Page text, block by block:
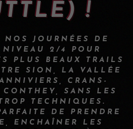
!
NOS JOURNÉES DE
NIVEAU 2/4 POUR
PLUS BEAUX TRAILS
SION, LA VALLÉE
CRANS-
SANS LES
TECHNIQUES.
DE PRENDRE
ENCHAÎNER LES